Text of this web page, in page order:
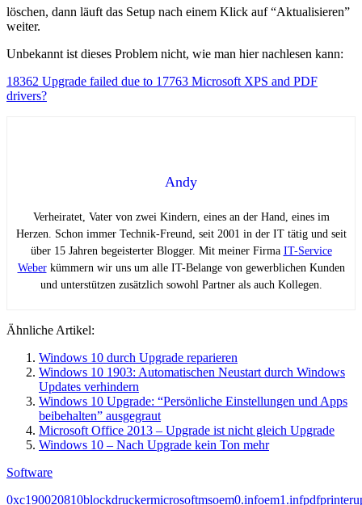
löschen, dann läuft das Setup nach einem Klick auf “Aktualisieren”
weiter.
Unbekannt ist dieses Problem nicht, wie man hier nachlesen kann:
18362 Upgrade failed due to 17763 Microsoft XPS and PDF
drivers?
Andy
Verheiratet, Vater von zwei Kindern, eines an der Hand, eines im
Herzen. Schon immer Technik-Freund, seit 2001 in der IT tätig und seit
über 15 Jahren begeisterter Blogger. Mit meiner Firma IT-Service
Weberkümmern wir uns um alle IT-Belange von gewerblichen Kunden
und unterstützen zusätzlich sowohl Partner als auch Kollegen.
Ähnliche Artikel:
Windows 10 durch Upgrade reparieren
Windows 10 1903: Automatischen Neustart durch Windows
Updates verhindern
Windows 10 Upgrade: “Persönliche Einstellungen und Apps
beibehalten” ausgegraut
Microsoft Office 2013 – Upgrade ist nicht gleich Upgrade
Windows 10 – Nach Upgrade kein Ton mehr
Software
0xc190020810blockdruckermicrosoftmsoem0.infoem1.infpdfprinter